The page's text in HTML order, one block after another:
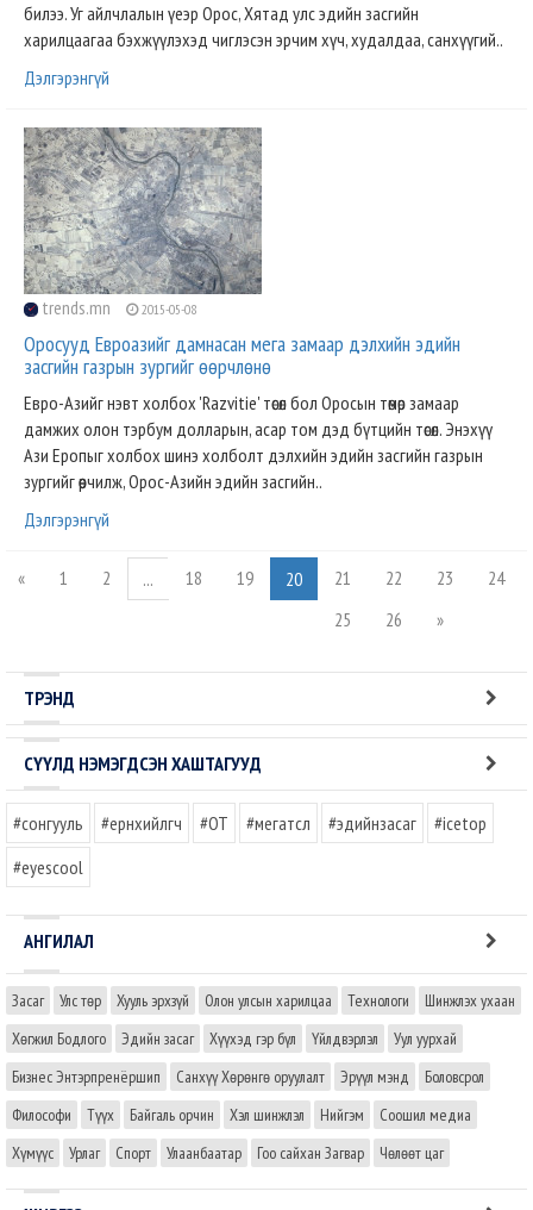
билээ. Уг айлчлалын үеэр Орос, Хятад улс эдийн засгийн
харилцаагаа бэхжүүлэхэд чиглэсэн эрчим хүч, худалдаа, санхүүгий..
Дэлгэрэнгүй
trends.mn 2015-05-08
Оросууд Евроазийг дамнасан мега замаар дэлхийн эдийн
засгийн газрын зургийг өөрчлөнө
Евро-Азийг нэвт холбох 'Razvitie' төсөл бол Оросын төмөр замаар
дамжих олон тэрбум долларын, асар том дэд бүтцийн төсөл. Энэхүү
Ази Еропыг холбох шинэ холболт дэлхийн эдийн засгийн газрын
зургийг өөрчилж, Орос-Азийн эдийн засгийн..
Дэлгэрэнгүй
« 1 2 ... 18 19 20 21 22 23
24
25
26 »
ТРЭНД
СҮҮЛД НЭМЭГДСЭН ХАШТАГУУД
#сонгууль #ерөнхийлөгч #OT #мегатөсөл #эдийнзасаг
#icetop
#eyescool
АНГИЛАЛ
Засаг Улс төр Хууль эрхзүй Олон улсын харилцаа Технологи
Шинжлэх ухаан
Хөгжил Бодлого
Эдийн засаг Хүүхэд гэр бүл Үйлдвэрлэл
Уул уурхай
Бизнес Энтэрпренёршип
Санхүү Хөрөнгө оруулалт Эрүүл мэнд
Боловсрол
Философи
Түүх Байгаль орчин Хэл шинжлэл Нийгэм
Соошил медиа
Хүмүүс
Урлаг Спорт Улаанбаатар Гоо сайхан Загвар Чөлөөт цаг